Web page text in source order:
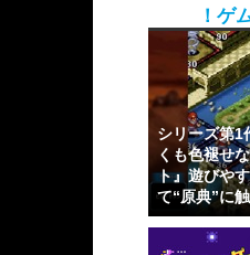
！ゲ
シリーズ第1
くも色褪せ
ト』遊びや
て“原典”に